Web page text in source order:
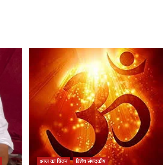
आज का चिंतन विशेष संपादकीय